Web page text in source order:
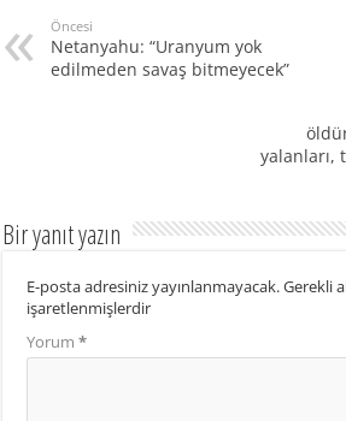
Öncesi
Netanyahu: “Uranyum yok
edilmeden savaş bitmeyecek”
yalanları,
Bir yanıt yazın
E-posta adresiniz yayınlanmayacak.Gerekli
işaretlenmişlerdir
Yorum*